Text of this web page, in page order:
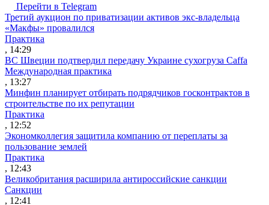
Перейти в Telegram
Третий аукцион по приватизации активов экс-владельца
«Макфы» провалился
Практика
, 14:29
ВС Швеции подтвердил передачу Украине сухогруза Caffa
Международная практика
, 13:27
Минфин планирует отбирать подрядчиков госконтрактов в
строительстве по их репутации
Практика
, 12:52
Экономколлегия защитила компанию от переплаты за
пользование землей
Практика
, 12:43
Великобритания расширила антироссийские санкции
Санкции
, 12:41